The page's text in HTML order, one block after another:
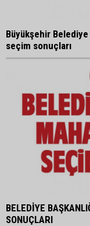
Büyükşehir Belediye
seçim sonuçları
BELEDİYE
SONUÇLARI